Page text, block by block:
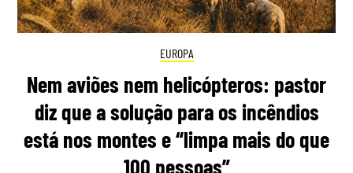
EUROPA
Nem aviões nem helicópteros: pastor
diz que a solução para os incêndios
está nos montes e “limpa mais do que
100 pessoas”